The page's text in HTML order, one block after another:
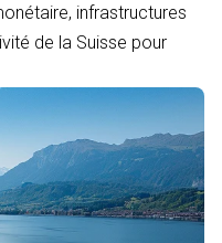
infrastructures
de la Suisse pour